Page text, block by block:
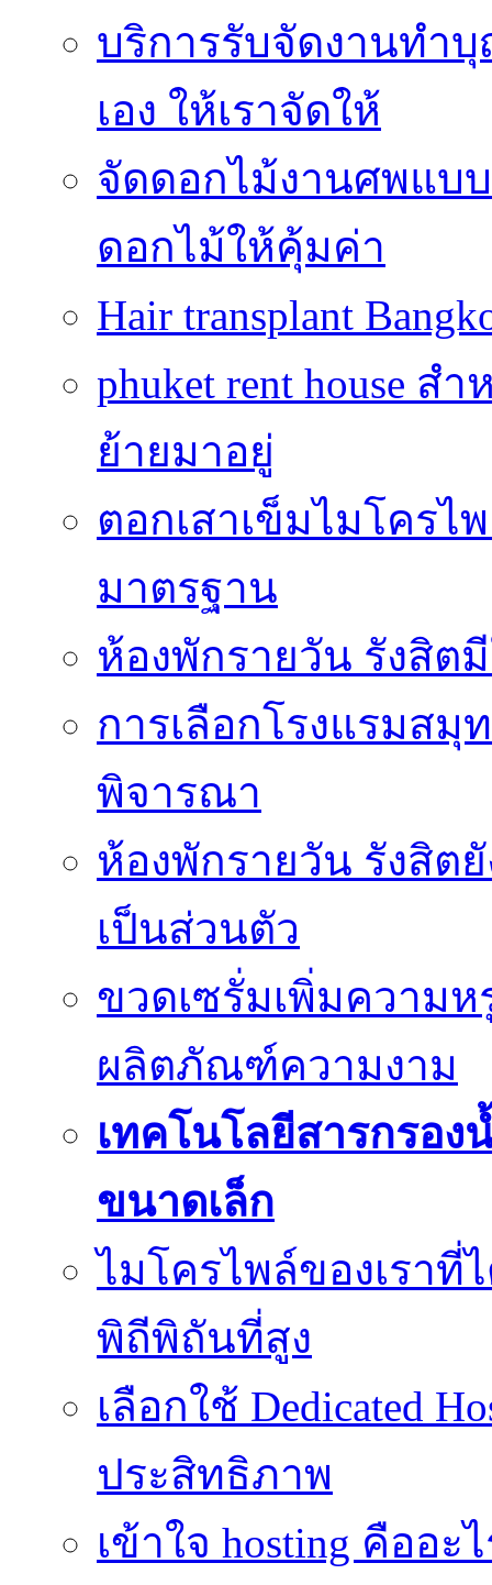
บริการรับจัดงานทำ
เอง ให้เราจัดให้
จัดดอกไม้งานศพแบ
ดอกไม้ให้คุ้มค่า
Hair transplant
phuket rent house
ย้ายมาอยู่
ตอกเสาเข็มไมโคร
มาตรฐาน
ห้องพักรายวัน รังสิต
การเลือกโรงแรมสมุ
พิจารณา
ห้องพักรายวัน รังสิต
เป็นส่วนตัว
ขวดเซรั่มเพิ่มความ
ผลิตภัณฑ์ความงาม
เทคโนโลยีสารกรอ
ขนาดเล็ก
ไมโครไพล์ของเรา
พิถีพิถันที่สูง
เลือกใช้ Dedicated
ประสิทธิภาพ
เข้าใจ hosting คืออ